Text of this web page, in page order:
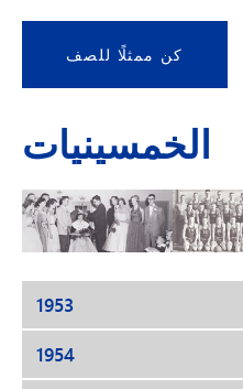
كن ممثلًا للصف
الخمسينيات
1953
1954